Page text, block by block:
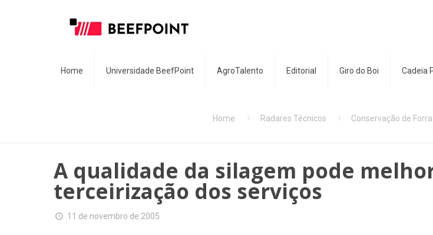
Home Universidade BeefPoint AgroTalento Editorial Giro do Boi Cadeia
Home Radares Técnicos Conservação de
A qualidade da silagem pode
terceirização dos serviços
11 de novembro de 2005